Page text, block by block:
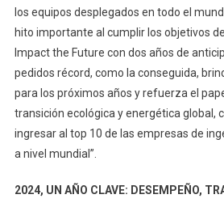
los equipos desplegados en todo el
hito importante al cumplir los objetivos
Impact the Future con dos años de
pedidos récord, como la conseguida,
para los próximos años y refuerza el
transición ecológica y energética global,
ingresar al top 10 de las empresas de
a nivel mundial”.
2024, UN AÑO CLAVE: DESEMPEÑO,